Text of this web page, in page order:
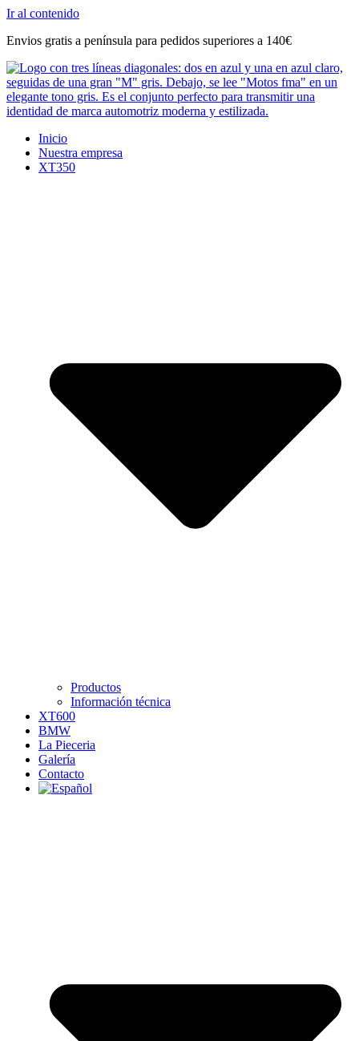
Ir al contenido
Envios gratis a península para pedidos superiores a 140€
Inicio
Nuestra empresa
XT350
Productos
Información técnica
XT600
BMW
La Pieceria
Galería
Contacto